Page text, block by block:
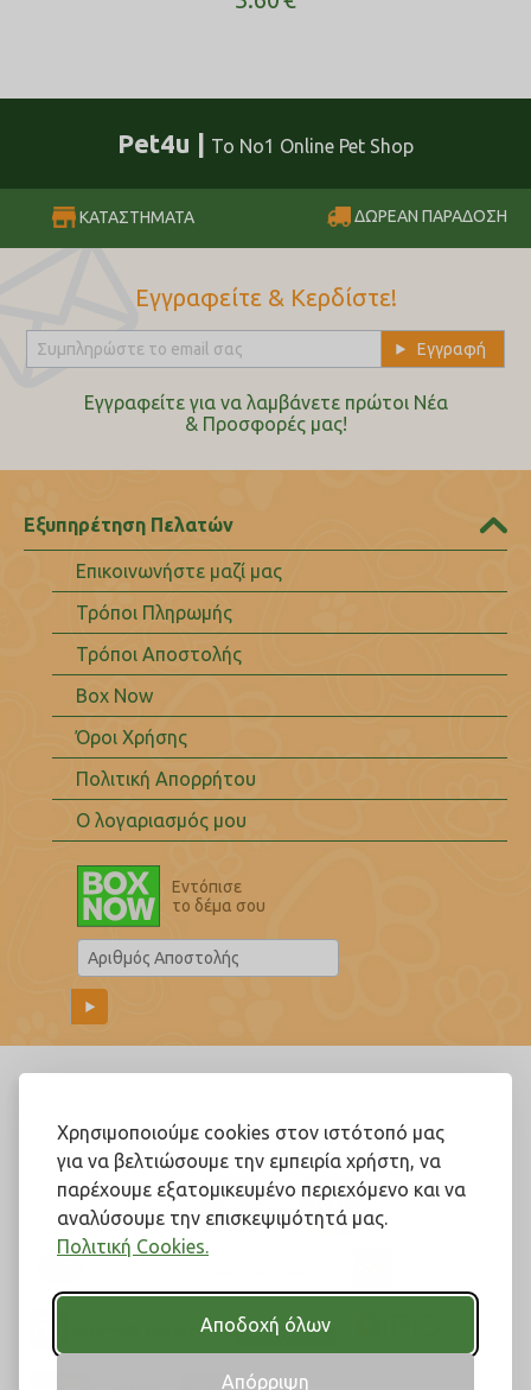
Χρησιμοποιούμε cookies στον ιστότοπό μας
για να βελτιώσουμε την εμπειρία χρήστη, να
παρέχουμε εξατομικευμένο περιεχόμενο και να
αναλύσουμε την επισκεψιμότητά μας.
Πολιτική Cookies.
Αποδοχή όλων
Απόρριψη
Pet4u | Το No1 Online Pet Shop
ΚΑΤΑΣΤΗΜΑΤΑ ΔΩΡΕΑΝ ΠΑΡΑΔΟΣΗ
Εγγραφείτε & Κερδίστε!
Εγγραφείτε για να λαμβάνετε πρώτοι Nέα
& Προσφορές μας!
Εξυπηρέτηση Πελατών
Επικοινωνήστε μαζί μας
Τρόποι Πληρωμής
Τρόποι Αποστολής
Box Now
Όροι Χρήσης
Πολιτική Απορρήτου
Ο λογαριασμός μου
Εντόπισε
το δέμα σου
Ακολουθήστε μας!